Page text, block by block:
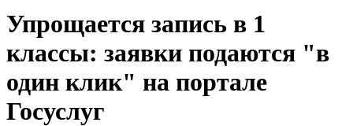
Упрощается запись в 1
классы: заявки подаются "в
один клик" на портале
Госуслуг